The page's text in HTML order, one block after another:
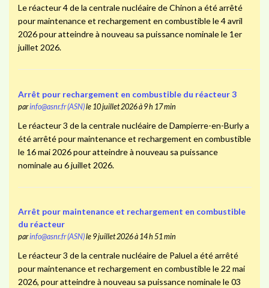
Le réacteur 4 de la centrale nucléaire de Chinon a été arrêté
pour maintenance et rechargement en combustible le 4 avril
2026 pour atteindre à nouveau sa puissance nominale le 1er
juillet 2026.
Arrêt pour rechargement en combustible du réacteur 3
parinfo@asnr.fr (ASN)le 10 juillet 2026 à 9 h 17 min
Le réacteur 3 de la centrale nucléaire de Dampierre-en-Burly a
été arrêté pour maintenance et rechargement en combustible
le 16 mai 2026 pour atteindre à nouveau sa puissance
nominale au 6 juillet 2026.
Arrêt pour maintenance et rechargement en combustible
du réacteur
parinfo@asnr.fr (ASN)le 9 juillet 2026 à 14 h 51 min
Le réacteur 3 de la centrale nucléaire de Paluel a été arrêté
pour maintenance et rechargement en combustible le 22 mai
2026, pour atteindre à nouveau sa puissance nominale le 03